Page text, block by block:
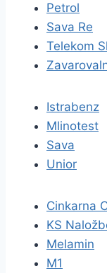
Petrol
Sava Re
Telekom
Istrabenz
Mlinotest
Sava
Unior
Cinkarna
KS
Melamin
M1